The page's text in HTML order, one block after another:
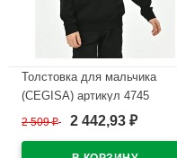
Толстовка для мальчика
(CEGISA) артикул 4745
размерный ряд 36/140-40/152
2 509₽ 2 442,93 ₽